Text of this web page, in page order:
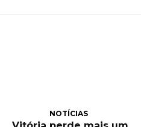
NOTÍCIAS